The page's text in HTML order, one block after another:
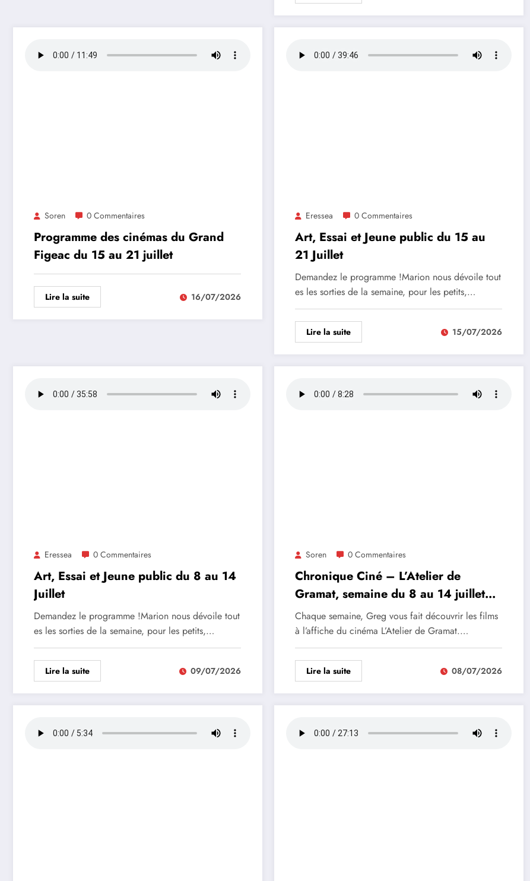
Soren 0 Commentaires
Programme des cinémas du Grand
Figeac du 15 au 21 juillet
Lire la suite 16/07/2026
Eressea 0 Commentaires
Art, Essai et Jeune public du 15 au
21 Juillet
Demandez le programme !Marion nous dévoile tout
es les sorties de la semaine, pour les petits,…
Lire la suite 15/07/2026
Eressea 0 Commentaires
Art, Essai et Jeune public du 8 au 14
Juillet
Demandez le programme !Marion nous dévoile tout
es les sorties de la semaine, pour les petits,…
Lire la suite 09/07/2026
Soren 0 Commentaires
Chronique Ciné – L’Atelier de
Gramat, semaine du 8 au 14 juillet
2026
Chaque semaine, Greg vous fait découvrir les films
à l’affiche du cinéma L’Atelier de Gramat.…
Lire la suite 08/07/2026